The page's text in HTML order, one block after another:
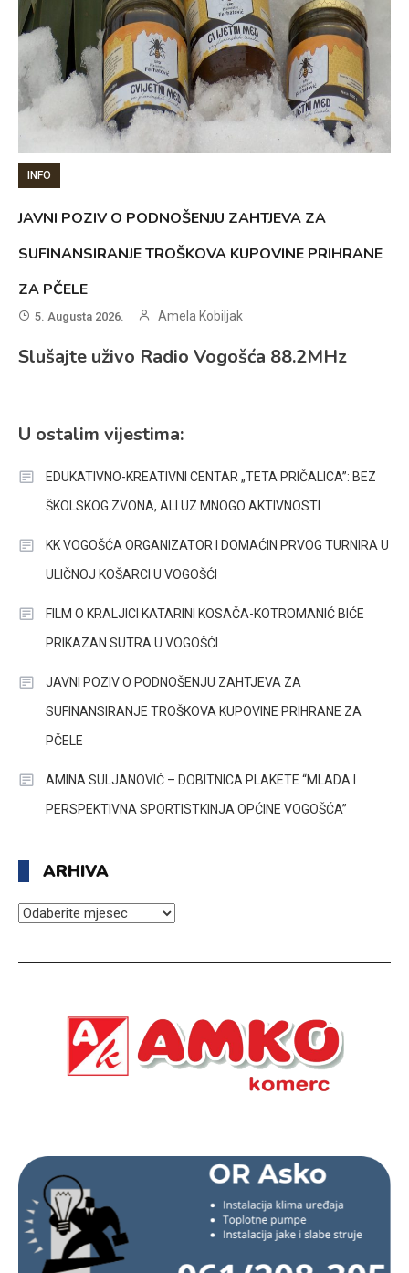
INFO
JAVNI POZIV O PODNOŠENJU ZAHTJEVA ZA
SUFINANSIRANJE TROŠKOVA KUPOVINE PRIHRANE
ZA PČELE
5. Augusta 2026. Amela Kobiljak
Slušajte uživo Radio Vogošća 88.2MHz
U ostalim vijestima:
EDUKATIVNO-KREATIVNI CENTAR „TETA PRIČALICA”: BEZ
ŠKOLSKOG ZVONA, ALI UZ MNOGO AKTIVNOSTI
KK VOGOŠĆA ORGANIZATOR I DOMAĆIN PRVOG TURNIRA U
ULIČNOJ KOŠARCI U VOGOŠĆI
FILM O KRALJICI KATARINI KOSAČA-KOTROMANIĆ BIĆE
PRIKAZAN SUTRA U VOGOŠĆI
JAVNI POZIV O PODNOŠENJU ZAHTJEVA ZA
SUFINANSIRANJE TROŠKOVA KUPOVINE PRIHRANE ZA
PČELE
AMINA SULJANOVIĆ – DOBITNICA PLAKETE “MLADA I
PERSPEKTIVNA SPORTISTKINJA OPĆINE VOGOŠĆA”
ARHIVA
ARHIVA